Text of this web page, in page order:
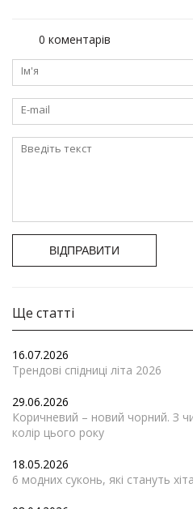
0 коментарів
ВІДПРАВИТИ
Ще статті
16.07.2026
Трендові спідниці літа 2026
29.06.2026
Коричневий – новий чорний. З
колір цього року
18.05.2026
6 модних суконь, які стануть